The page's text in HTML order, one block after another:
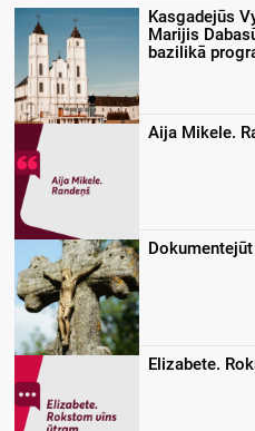
Kasgadejūs
Marijis
bazilikā
Aija Mikele.
Elizabete.